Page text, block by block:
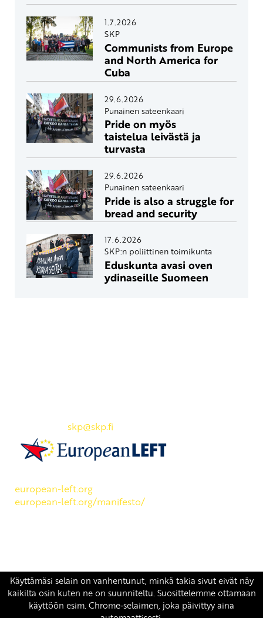
1.7.2026
SKP
Communists from Europe
and North America for
Cuba
29.6.2026
Punainen sateenkaari
Pride on myös
taistelua leivästä ja
turvasta
29.6.2026
Punainen sateenkaari
Pride is also a struggle for
bread and security
17.6.2026
SKP:n poliittinen toimikunta
Eduskunta avasi oven
ydinaseille Suomeen
skp@skp.fi
european-left.org
european-left.org/manifesto/
Copyright 2026 © SKP| Tietosuojaseloste